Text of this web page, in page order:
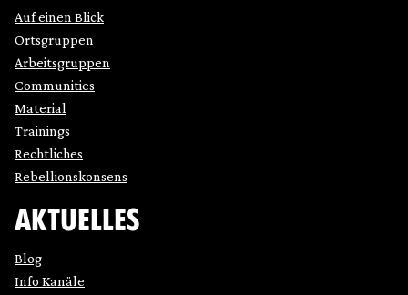
Auf einen Blick
Ortsgruppen
Arbeitsgruppen
Communities
Material
Trainings
Rechtliches
Rebellionskonsens
AKTUELLES
Blog
Info Kanäle